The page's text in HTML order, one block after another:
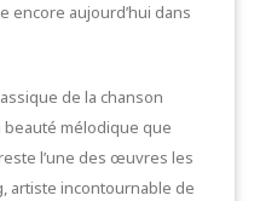
encore aujourd’hui dans
de la chanson
mélodique que
l’une des œuvres les
artiste incontournable de